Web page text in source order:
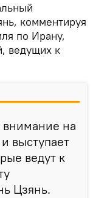
комментируя
по Ирану,
ведущих к
внимание на
выступает
ведут к
Цзянь.